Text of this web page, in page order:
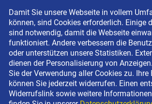
Drainage verlegen
Fassadenreinigung
Terrasse anlegen
Ladenbau
Damit Sie unsere Webseite in vollem
können, sind Cookies erforderlich. Einige
sind notwendig, damit die Webseite
funktioniert. Andere verbessern die
oder unterstützen unsere Statistiken.
dienen der Personalisierung von
Sie der Verwendung aller Cookies zu.
können Sie jederzeit widerrufen. Einen
Widerrufslink sowie weitere